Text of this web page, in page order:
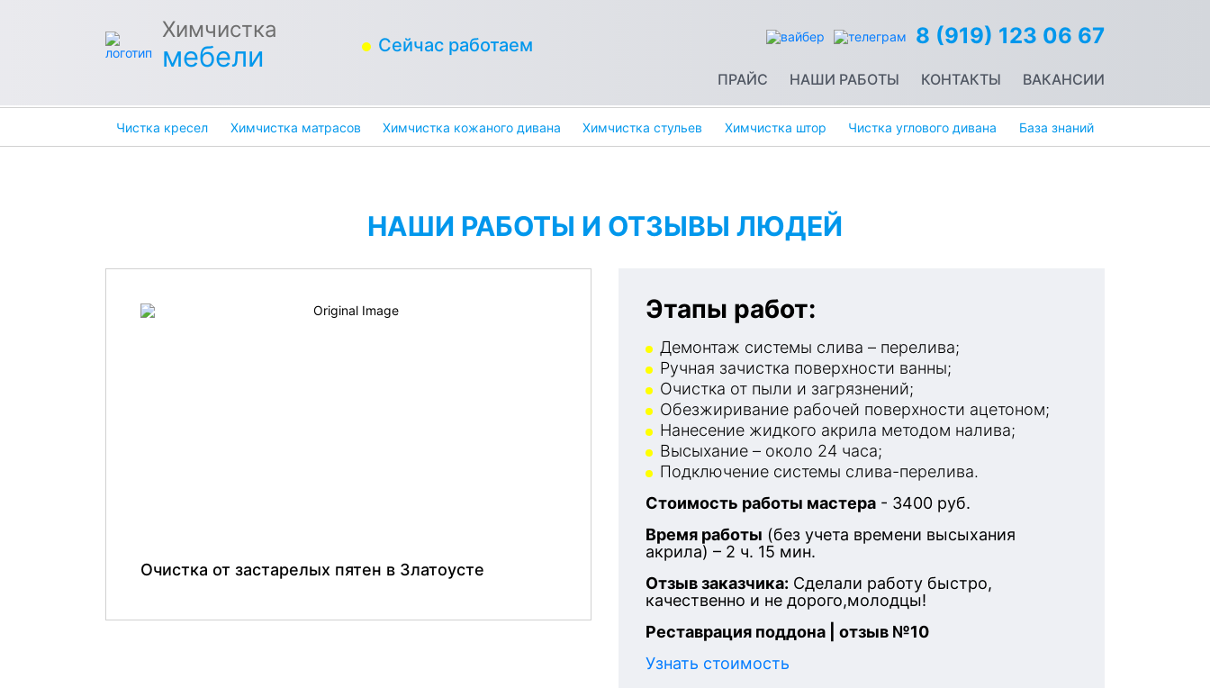
Химчистка
мебели Сейчас работаем 8 (919) 123 06 67
ПРАЙС НАШИ РАБОТЫ КОНТАКТЫ ВАКАНСИИ
Чистка кресел Химчистка матрасов Химчистка кожаного дивана Химчистка стульев Химчистка штор Чистка углового дивана База знаний
НАШИ РАБОТЫ И ОТЗЫВЫ ЛЮДЕЙ
Очистка от застарелых пятен в Златоусте
Этапы работ:
Демонтаж системы слива – перелива;
Ручная зачистка поверхности ванны;
Очистка от пыли и загрязнений;
Обезжиривание рабочей поверхности ацетоном;
Нанесение жидкого акрила методом налива;
Высыхание – около 24 часа;
Подключение системы слива-перелива.
Стоимость работы мастера - 3400 руб.
Время работы (без учета времени высыхания
акрила) – 2 ч. 15 мин.
Отзыв заказчика: Сделали работу быстро,
качественно и не дорого,молодцы!
Реставрация поддона | отзыв №10
Узнать стоимость